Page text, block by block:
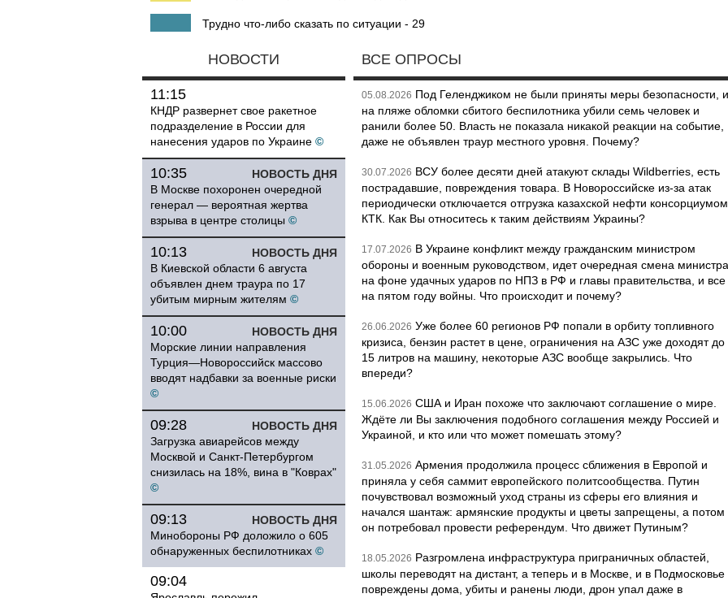
Трудно что-либо сказать по ситуации - 29
НОВОСТИ
11:15
КНДР развернет свое ракетное
подразделение в России для
нанесения ударов по Украине ©
НОВОСТЬ ДНЯ
10:35
В Москве похоронен очередной
генерал — вероятная жертва
взрыва в центре столицы ©
НОВОСТЬ ДНЯ
10:13
В Киевской области 6 августа
объявлен днем траура по 17
убитым мирным жителям ©
НОВОСТЬ ДНЯ
10:00
Морские линии направления
Турция—Новороссийск массово
вводят надбавки за военные риски
©
НОВОСТЬ ДНЯ
09:28
Загрузка авиарейсов между
Москвой и Санкт-Петербургом
снизилась на 18%, вина в "Коврах"
©
НОВОСТЬ ДНЯ
09:13
Минобороны РФ доложило о 605
обнаруженных беспилотниках ©
09:04
ВСЕ ОПРОСЫ
05.08.2026 Под Геленджиком не были приняты меры безопасности, и
на пляже обломки сбитого беспилотника убили семь человек и
ранили более 50. Власть не показала никакой реакции на событие,
даже не объявлен траур местного уровня. Почему?
30.07.2026 ВСУ более десяти дней атакуют склады Wildberries, есть
пострадавшие, повреждения товара. В Новороссийске из-за атак
периодически отключается отгрузка казахской нефти консорциумом
КТК. Как Вы относитесь к таким действиям Украины?
17.07.2026 В Украине конфликт между гражданским министром
обороны и военным руководством, идет очередная смена министра
на фоне удачных ударов по НПЗ в РФ и главы правительства, и все
на пятом году войны. Что происходит и почему?
26.06.2026 Уже более 60 регионов РФ попали в орбиту топливного
кризиса, бензин растет в цене, ограничения на АЗС уже доходят до
15 литров на машину, некоторые АЗС вообще закрылись. Что
впереди?
15.06.2026 США и Иран похоже что заключают соглашение о мире.
Ждёте ли Вы заключения подобного соглашения между Россией и
Украиной, и кто или что может помешать этому?
31.05.2026 Армения продолжила процесс сближения в Европой и
приняла у себя саммит европейского политсообщества. Путин
почувствовал возможный уход страны из сферы его влияния и
начался шантаж: армянские продукты и цветы запрещены, а потом
он потребовал провести референдум. Что движет Путиным?
18.05.2026 Разгромлена инфраструктура приграничных областей,
школы переводят на дистант, а теперь и в Москве, и в Подмосковье
повреждены дома, убиты и ранены люди, дрон упал даже в